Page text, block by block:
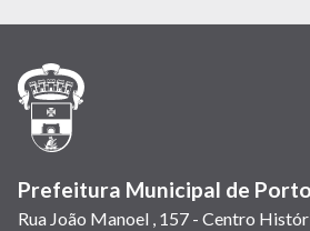
em
janela)
em
em
(link
em
Prefeitura Municipal de
Rua João Manoel , 157 - Centro